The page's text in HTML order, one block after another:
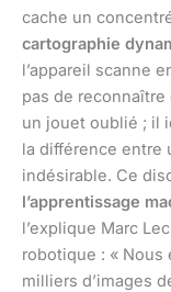
cache un
cartographie
l’appareil scanne
pas de
un jouet oublié ; il
la différence entre
indésirable. Ce
l’apprentissage
l’explique Marc
robotique : « Nous
milliers d’images